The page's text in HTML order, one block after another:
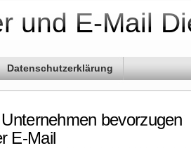
und E-Mail
Datenschutzerklärung
bevorzugen
E-Mail